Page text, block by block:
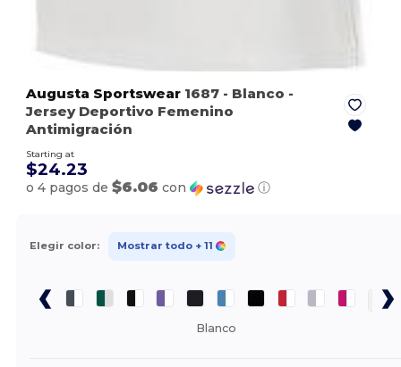
Augusta Sportswear 1687 - Blanco -
Jersey Deportivo Femenino
Antimigración
Starting at
$24.23
o 4 pagos de$6.06 con ⓘ
Elegir color: Mostrar todo + 11
Blanco